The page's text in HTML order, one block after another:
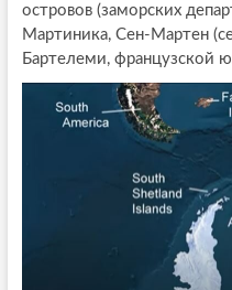
островов (заморских
Мартиника, Сен-Мартен
Бартелеми, французской